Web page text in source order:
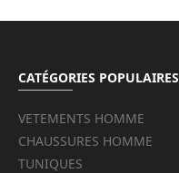
CATÉGORIES POPULAIRES
VETEMENTS HOMME
CHAUSSURES HOMME
TUNIQUES